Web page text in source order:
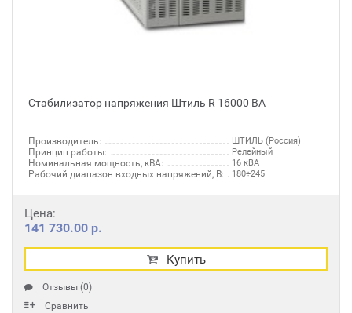
Стабилизатор напряжения Штиль R 16000 ВА
Производитель: ШТИЛЬ (Россия)
Принцип работы: Релейный
Номинальная мощность, кВА: 16 кВА
Рабочий диапазон входных напряжений, В: 180÷245
Цена:
141 730.00 р.
Купить
Отзывы (0)
Сравнить